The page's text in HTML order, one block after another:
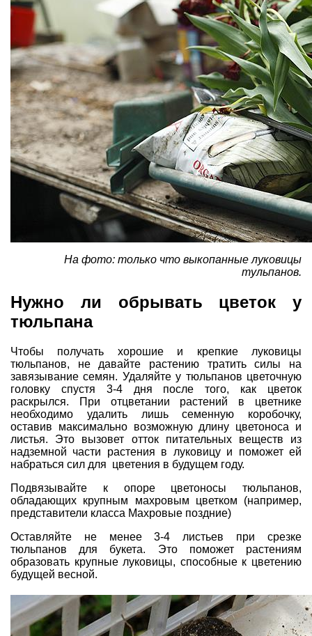
На фото: только что выкопанные луковицы
тульпанов.
Нужно ли обрывать цветок у
тюльпана
Чтобы получать хорошие и крепкие луковицы
тюльпанов, не давайте растению тратить силы на
завязывание семян. Удаляйте у тюльпанов цветочную
головку спустя 3-4 дня после того, как цветок
раскрылся. При отцветании растений в цветнике
необходимо удалить лишь семенную коробочку,
оставив максимально возможную длину цветоноса и
листья. Это вызовет отток питательных веществ из
надземной части растения в луковицу и поможет ей
набраться сил для цветения в будущем году.
Подвязывайте к опоре цветоносы тюльпанов,
обладающих крупным махровым цветком (например,
представители класса Махровые поздние)
Оставляйте не менее 3-4 листьев при срезке
тюльпанов для букета. Это поможет растениям
образовать крупные луковицы, способные к цветению
будущей весной.